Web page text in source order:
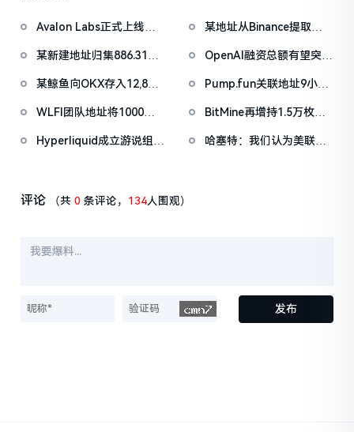
Avalon Labs正式上线
某地址从Binance提取
722万美元
某新建地址归集886.31枚
售
OpenAI融资总额有望突破
某鲸鱼向OKX存入12,840
Pump.fun关联地址9小时
PUMP
WLFI团队地址将1000万
BitMine再增持1.5万枚
Hyperliquid成立游说组织
哈塞特：我们认为美联储
评论 （共0 条评论， 134人围观）
发布